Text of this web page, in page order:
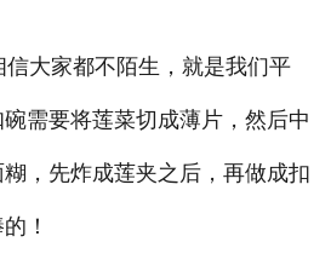
大家都不陌生，就是我们平
需要将莲菜切成薄片，然后中
，先炸成莲夹之后，再做成扣
！